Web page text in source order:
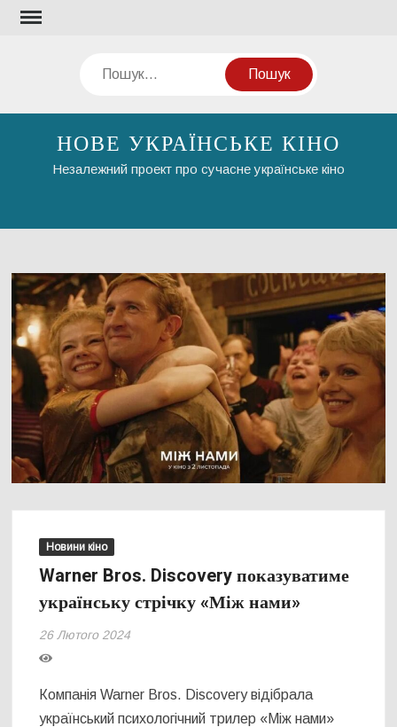
Перейти
Пошук
НОВЕ УКРАЇНСЬКЕ КІНО
Незалежний проект про сучасне українське кіно
Новини кіно
Warner Bros. Discovery показуватиме
українську стрічку «Між нами»
26 Лютого 2024
Компанія Warner Bros. Discovery відібрала
український психологічний трилер «Між нами»